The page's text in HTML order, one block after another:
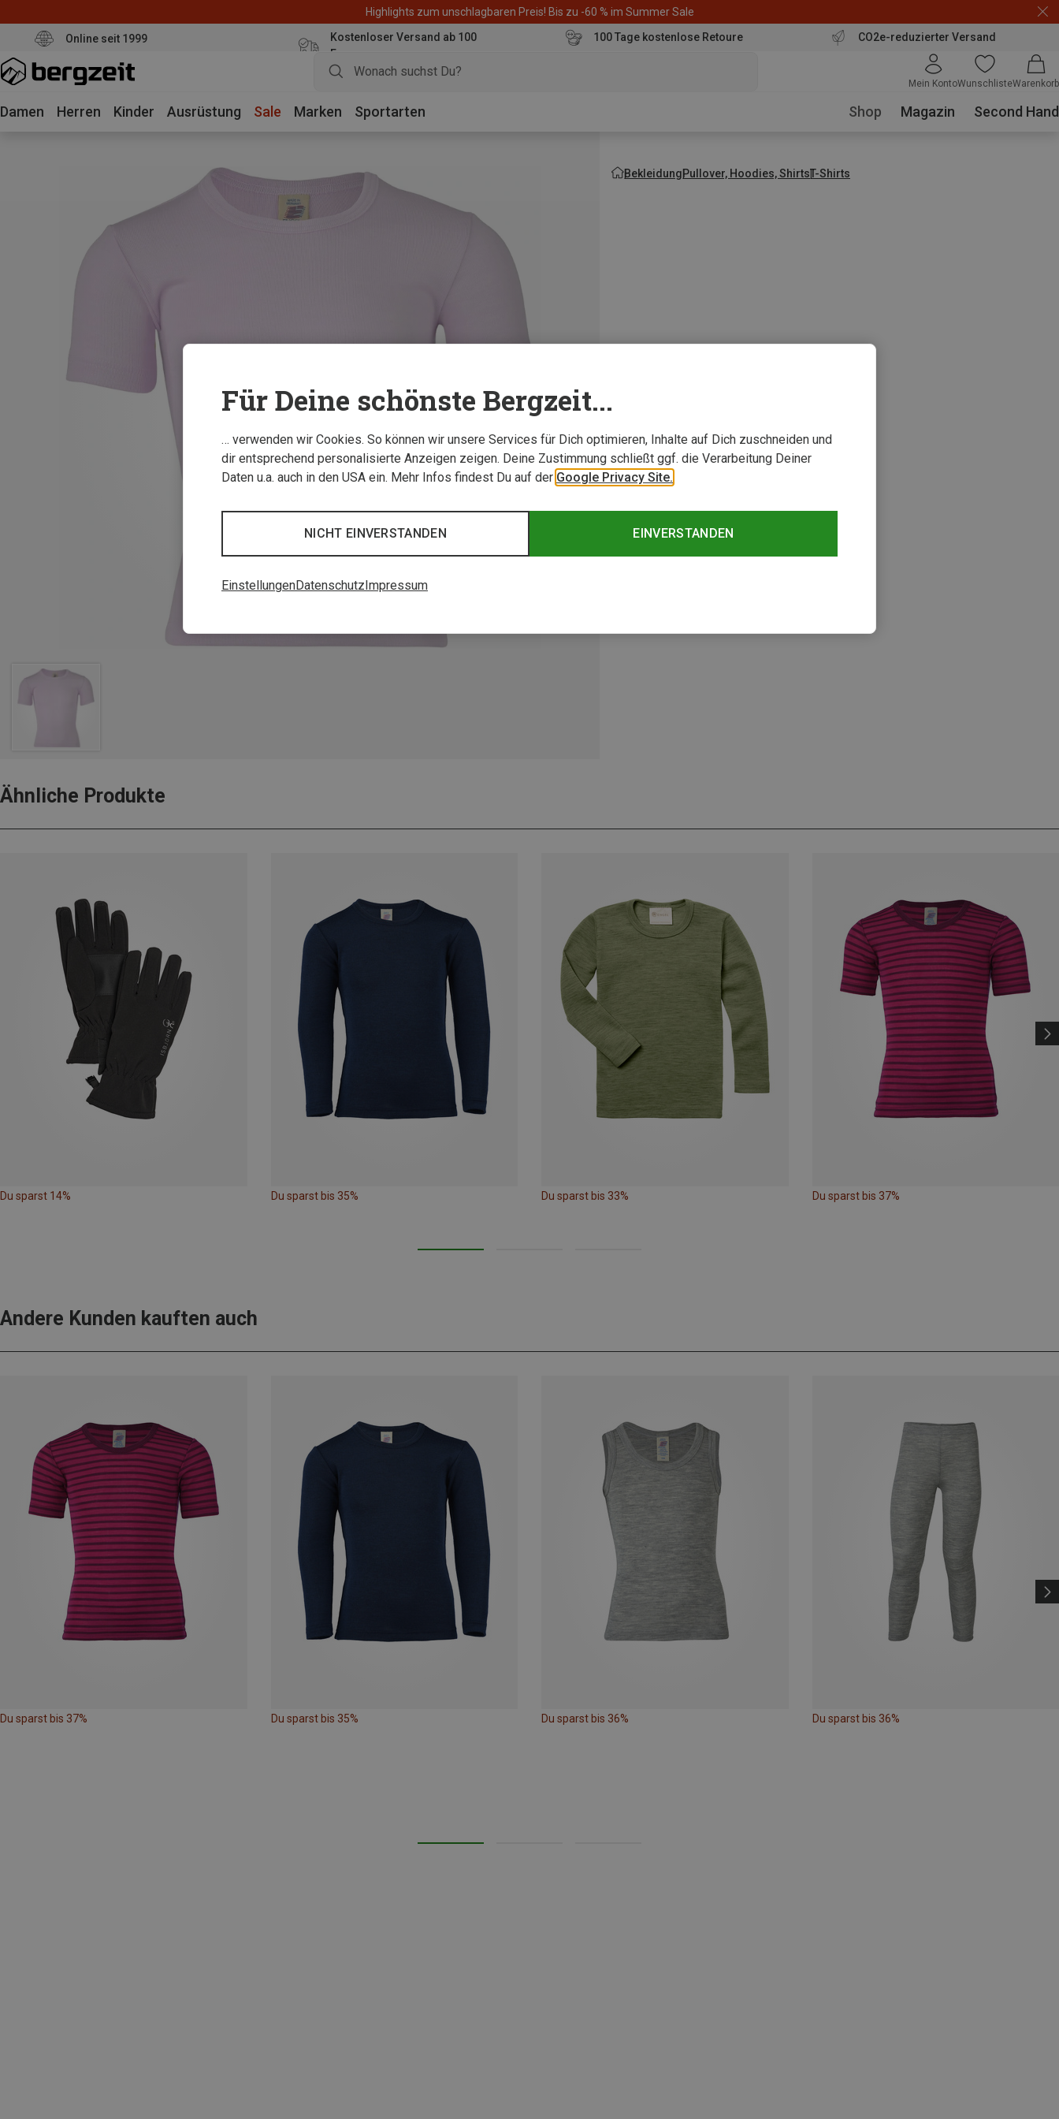
Highlights zum unschlagbaren Preis! Bis zu -60 % im Summer Sale
Online seit 1999
Kostenloser Versand ab 100
Euro
100 Tage kostenlose Retoure CO2e-reduzierter Versand
Mein KontoWunschlisteWarenkorb
Damen Herren Kinder Ausrüstung Sale Marken Sportarten Shop Magazin Second Hand
BekleidungPullover, Hoodies, ShirtsT-Shirts
Ähnliche Produkte
Du sparst 14% Du sparst bis 35% Du sparst bis 33% Du sparst bis 37%
Andere Kunden kauften auch
Du sparst bis 37% Du sparst bis 35% Du sparst bis 36% Du sparst bis 36%
Für Deine schönste Bergzeit...
… verwenden wir Cookies. So können wir unsere Services für Dich optimieren, Inhalte auf Dich zuschneiden und
dir entsprechend personalisierte Anzeigen zeigen. Deine Zustimmung schließt ggf. die Verarbeitung Deiner
Daten u.a. auch in den USA ein. Mehr Infos findest Du auf der Google Privacy Site.
EINVERSTANDEN
NICHT EINVERSTANDEN
EinstellungenDatenschutzImpressum